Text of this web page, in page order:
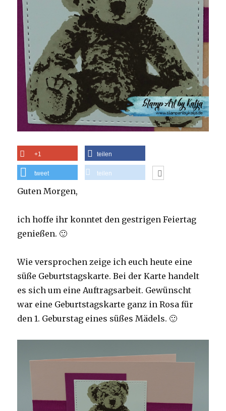
+1 teilen
tweet teilen
Guten Morgen,
ich hoffe ihr konntet den gestrigen Feiertag
genießen. 🙂
Wie versprochen zeige ich euch heute eine
süße Geburtstagskarte. Bei der Karte handelt
es sich um eine Auftragsarbeit. Gewünscht
war eine Geburtstagskarte ganz in Rosa für
den 1. Geburstag eines süßes Mädels. 🙂